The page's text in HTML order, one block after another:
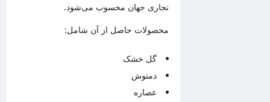
تجاری جهان محسوب می‌شود.
محصولات حاصل از آن شامل:
گل خشک
دمنوش
عصاره